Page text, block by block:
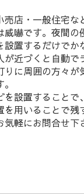
売店・一般住宅
嚇です。夜間の
設置するだけで
が近づくと自動
りに周囲の方々
を設置すること
用いることで残
軽にお問合せ下